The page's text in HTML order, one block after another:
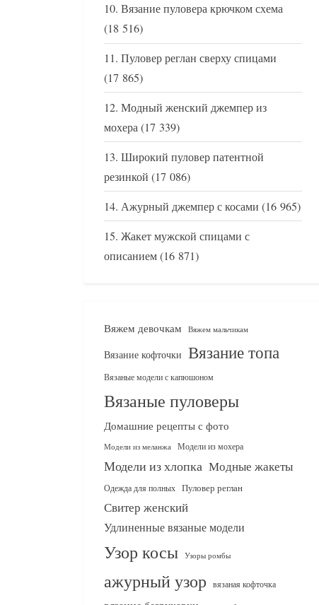
Вязание пуловера крючком схема
(18 516)
Пуловер реглан сверху спицами
(17 865)
Модный женский джемпер из
мохера(17 339)
Широкий пуловер патентной
резинкой (17 086)
Ажурный джемпер с косами (16 965)
Жакет мужской спицами с
описанием(16 871)
Вяжем девочкам Вяжем мальчикам
Вязание кофточки Вязание топа
Вязаные модели с капюшоном
Вязаные пуловеры
Домашние рецепты с фото
Модели из меланжа Модели из мохера
Модели из хлопка Модные жакеты
Одежда для полных Пуловер реглан
Свитер женский
Удлиненные вязаные модели
Узор косы Узоры ромбы
ажурный узор вязаная кофточка